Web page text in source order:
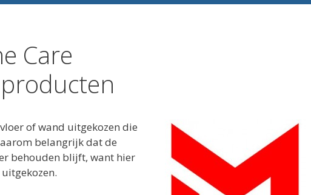
Care
of wand uitgekozen die
belangrijk dat de
behouden blijft, want hier